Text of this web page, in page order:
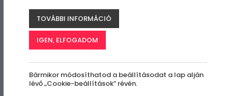
TOVÁBBI INFORMÁCIÓ
IGEN, ELFOGADOM
Bármikor módosíthatod a beállításodat a lap alján
lévő „Cookie-beállítások” révén.